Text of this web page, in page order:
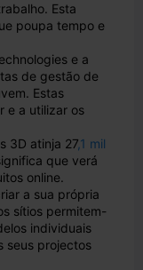
Esta
poupa tempo e
e a
de gestão de
Estas
e a utilizar os
3D atinja 27,1 mil
que verá
online.
a sua própria
sítios permitem-
individuais
seus projectos